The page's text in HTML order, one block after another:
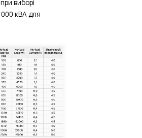
виборі
кВА для